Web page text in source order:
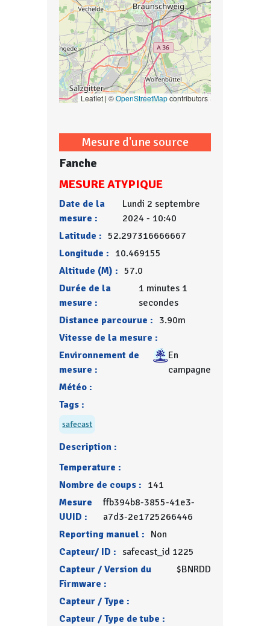
Leaflet | ©OpenStreetMapcontributors
Mesure d'une source
Fanche
MESURE ATYPIQUE
Date de la
mesure :
Lundi 2 septembre
2024 - 10:40
Latitude : 52.297316666667
Longitude : 10.469155
Altitude (M) : 57.0
Durée de la
mesure :
1 minutes 1
secondes
Distance parcourue : 3.90m
Vitesse de la mesure :
Environnement de
mesure :
En
campagne
Météo :
Tags :
safecast
Description :
Temperature :
Nombre de coups : 141
Mesure
UUID :
ffb394b8-3855-41e3-
a7d3-2e1725266446
Reporting manuel : Non
Capteur/ ID : safecast_id 1225
Capteur / Version du
Firmware :
$BNRDD
Capteur / Type :
Capteur / Type de tube :